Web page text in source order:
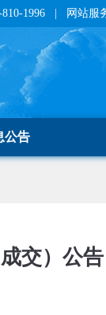
810-1996 | 网站服
公告
交）公告